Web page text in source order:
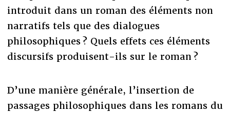
introduit dans un roman des éléments non
narratifs tels que des dialogues
philosophiques ? Quels effets ces éléments
discursifs produisent-ils sur le roman ?
D’une manière générale, l’insertion de
passages philosophiques dans les romans du